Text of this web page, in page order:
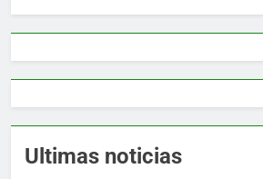
Ultimas noticias